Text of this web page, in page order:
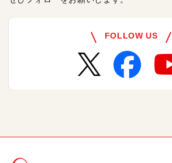
FOLLOW US